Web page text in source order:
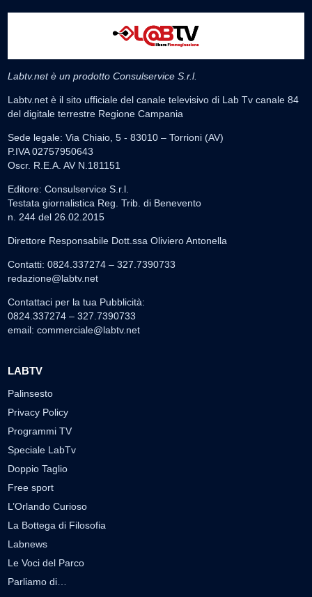
Labtv.net è un prodotto Consulservice S.r.l.
Labtv.net è il sito ufficiale del canale televisivo di Lab Tv canale 84
del digitale terrestre Regione Campania
Sede legale: Via Chiaio, 5 - 83010 – Torrioni (AV)
P.IVA 02757950643
Oscr. R.E.A. AV N.181151
Editore: Consulservice S.r.l.
Testata giornalistica Reg. Trib. di Benevento
n. 244 del 26.02.2015
Direttore Responsabile Dott.ssa Oliviero Antonella
Contatti: 0824.337274 – 327.7390733
redazione@labtv.net
Contattaci per la tua Pubblicità:
0824.337274 – 327.7390733
email: commerciale@labtv.net
LABTV
Palinsesto
Privacy Policy
Programmi TV
Speciale LabTv
Doppio Taglio
Free sport
L’Orlando Curioso
La Bottega di Filosofia
Labnews
Le Voci del Parco
Parliamo di…